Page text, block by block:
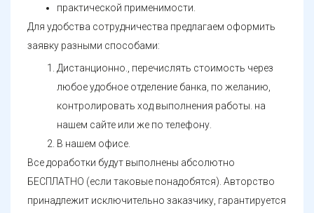
практической применимости.
Для удобства сотрудничества предлагаем оформить
заявку разными способами:
Дистанционно., перечислять стоимость через
любое удобное отделение банка, по желанию,
контролировать ход выполнения работы. на
нашем сайте или же по телефону.
В нашем офисе.
Все доработки будут выполнены абсолютно
БЕСПЛАТНО (если таковые понадобятся). Авторство
принадлежит исключительно заказчику, гарантируется